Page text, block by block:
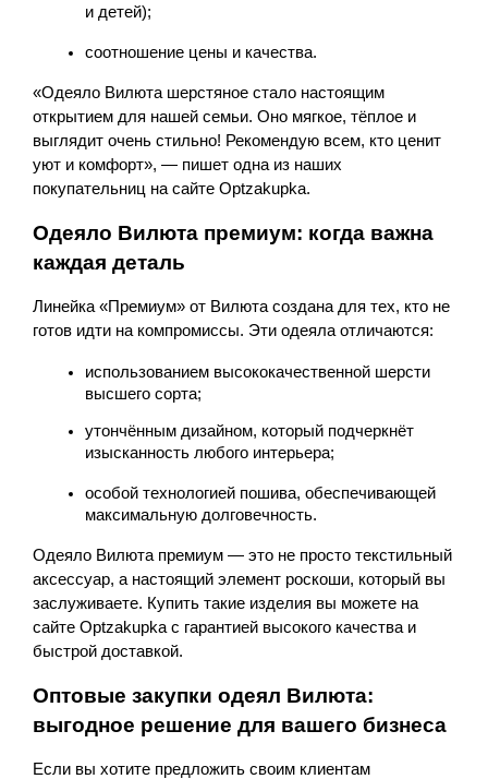
и детей);
соотношение цены и качества.
«Одеяло Вилюта шерстяное стало настоящим
открытием для нашей семьи. Оно мягкое, тёплое и
выглядит очень стильно! Рекомендую всем, кто ценит
уют и комфорт», — пишет одна из наших
покупательниц на сайте Optzakupka.
Одеяло Вилюта премиум: когда важна
каждая деталь
Линейка «Премиум» от Вилюта создана для тех, кто не
готов идти на компромиссы. Эти одеяла отличаются:
использованием высококачественной шерсти
высшего сорта;
утончённым дизайном, который подчеркнёт
изысканность любого интерьера;
особой технологией пошива, обеспечивающей
максимальную долговечность.
Одеяло Вилюта премиум — это не просто текстильный
аксессуар, а настоящий элемент роскоши, который вы
заслуживаете. Купить такие изделия вы можете на
сайте Optzakupka с гарантией высокого качества и
быстрой доставкой.
Оптовые закупки одеял Вилюта:
выгодное решение для вашего бизнеса
Если вы хотите предложить своим клиентам